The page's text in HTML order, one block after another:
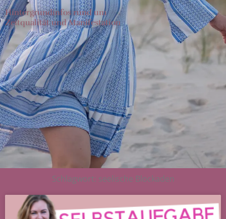
Hintergrundinfos rund um
Zeitqualität und Manifestation
Schlagwort: seelische Blockaden